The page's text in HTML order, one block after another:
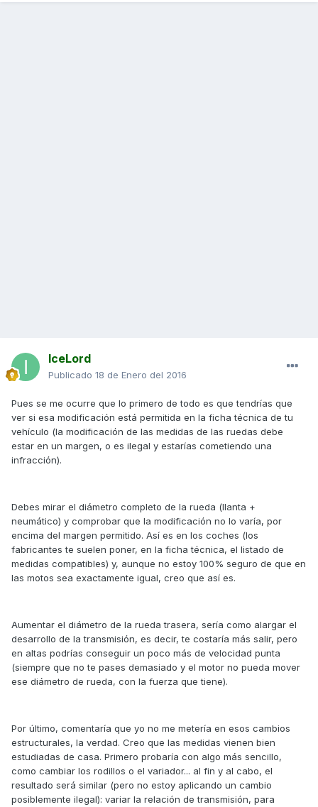
IceLord
Publicado 18 de Enero del 2016
Pues se me ocurre que lo primero de todo es que tendrías que
ver si esa modificación está permitida en la ficha técnica de tu
vehículo (la modificación de las medidas de las ruedas debe
estar en un margen, o es ilegal y estarías cometiendo una
infracción).
Debes mirar el diámetro completo de la rueda (llanta +
neumático) y comprobar que la modificación no lo varía, por
encima del margen permitido. Así es en los coches (los
fabricantes te suelen poner, en la ficha técnica, el listado de
medidas compatibles) y, aunque no estoy 100% seguro de que en
las motos sea exactamente igual, creo que así es.
Aumentar el diámetro de la rueda trasera, sería como alargar el
desarrollo de la transmisión, es decir, te costaría más salir, pero
en altas podrías conseguir un poco más de velocidad punta
(siempre que no te pases demasiado y el motor no pueda mover
ese diámetro de rueda, con la fuerza que tiene).
Por último, comentaría que yo no me metería en esos cambios
estructurales, la verdad. Creo que las medidas vienen bien
estudiadas de casa. Primero probaría con algo más sencillo,
como cambiar los rodillos o el variador... al fin y al cabo, el
resultado será similar (pero no estoy aplicando un cambio
posiblemente ilegal): variar la relación de transmisión, para